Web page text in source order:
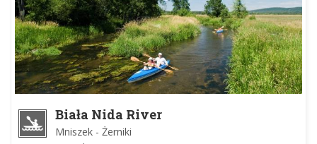
Biała Nida River
Mniszek - Żerniki